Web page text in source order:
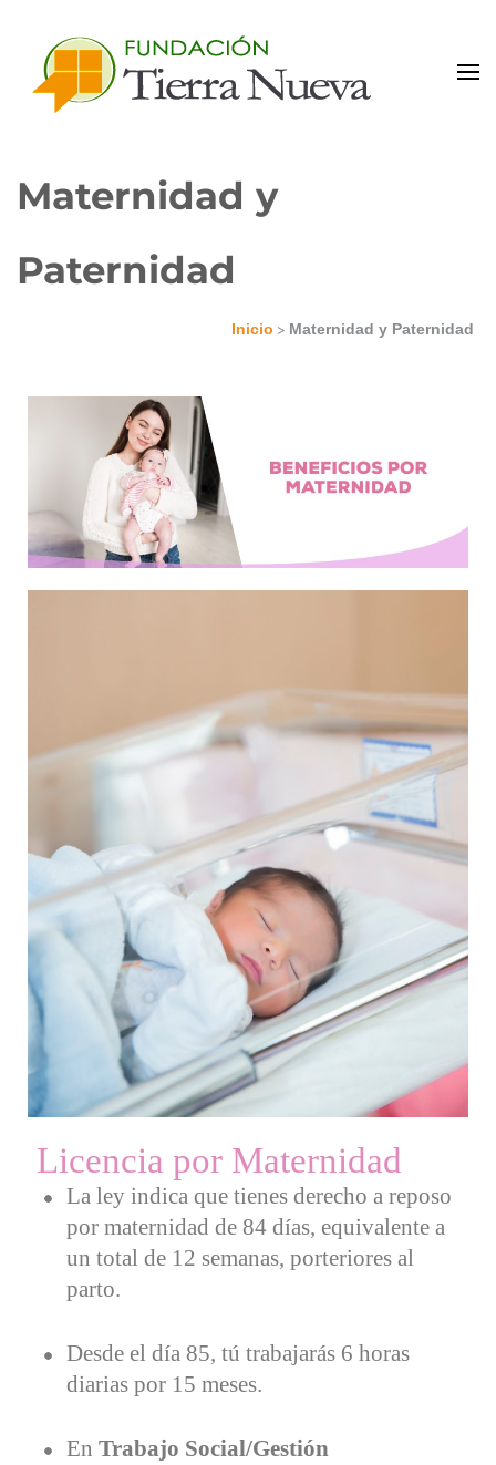
Maternidad y
Paternidad
Inicio > Maternidad y Paternidad
Licencia por Maternidad
La ley indica que tienes derecho a reposo
por maternidad de 84 días, equivalente a
un total de 12 semanas, porteriores al
parto.
Desde el día 85, tú trabajarás 6 horas
diarias por 15 meses.
En Trabajo Social/Gestión